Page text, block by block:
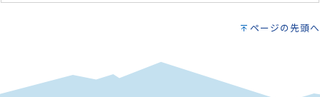
ページの先頭へ